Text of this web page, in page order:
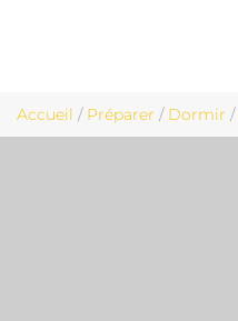
Accueil / Préparer / Dormir /